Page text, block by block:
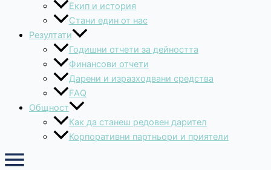
Екип и история
Стани един от нас
Резултати
Годишни отчети за дейността
Финансови отчети
Дарени и изразходвани средства
FAQ
Общност
Как да станеш редовен дарител
Корпоративни партньори и приятели